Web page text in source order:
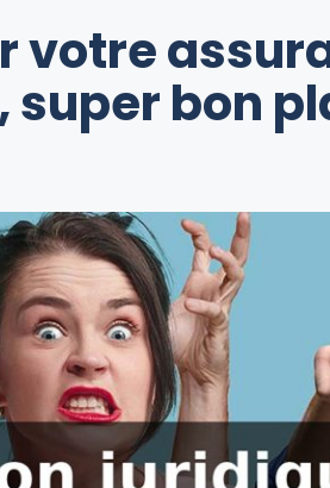
votre
bon